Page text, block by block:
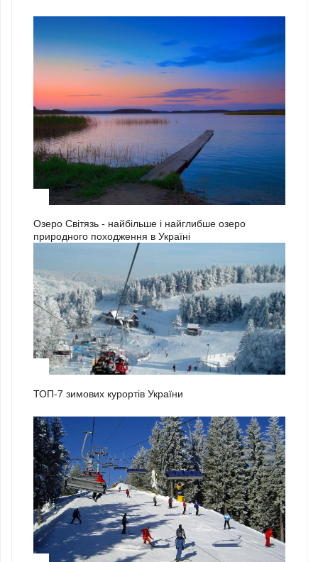
Озеро Світязь - найбільше і найглибше озеро
природного походження в Україні
ТОП-7 зимових курортів України